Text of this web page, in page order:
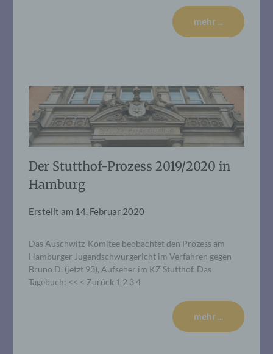
mehr ...
Der Stutthof-Prozess 2019/2020 in
Hamburg
Erstellt am 14. Februar 2020
Das Auschwitz-Komitee beobachtet den Prozess am
Hamburger Jugendschwurgericht im Verfahren gegen
Bruno D. (jetzt 93), Aufseher im KZ Stutthof. Das
Tagebuch: << < Zurück 1 2 3 4
mehr ...